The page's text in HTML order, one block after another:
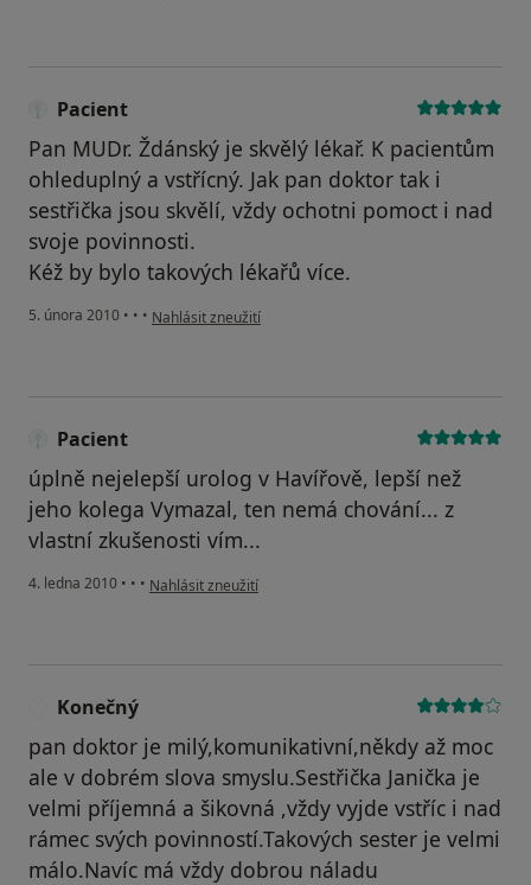
Pacient
Pan MUDr. Ždánský je skvělý lékař. K pacientům
ohleduplný a vstřícný. Jak pan doktor tak i
sestřička jsou skvělí, vždy ochotni pomoct i nad
svoje povinnosti.
Kéž by bylo takových lékařů více.
5. února 2010 • • • podle názoru uživatele Pacient
Nahlásit zneužití
Pacient
úplně nejelepší urolog v Havířově, lepší než
jeho kolega Vymazal, ten nemá chování... z
vlastní zkušenosti vím...
4. ledna 2010 • • • podle názoru uživatele Pacient
Nahlásit zneužití
Konečný
pan doktor je milý,komunikativní,někdy až moc
ale v dobrém slova smyslu.Sestřička Janička je
velmi příjemná a šikovná ,vždy vyjde vstříc i nad
rámec svých povinností.Takových sester je velmi
málo.Navíc má vždy dobrou náladu